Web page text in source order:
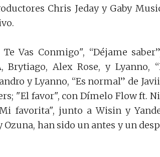
Chris Jeday y Gaby
Vas Conmigo", “Déjame
Brytiago, Alex Rose, y Lyanno,
y Lyanno, “Es normal” de
"El favor", con Dímelo Flow ft.
favorita", junto a Wisin y
han sido un antes y un